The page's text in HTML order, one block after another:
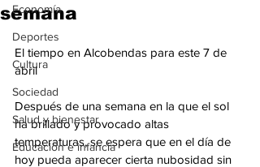
Economía
Deportes
Cultura
Sociedad
Salud y bienestar
Educación e infancia
semana
El tiempo en Alcobendas para este 7 de
abril
Después de una semana en la que el sol
ha brillado y provocado altas
temperaturas, se espera que en el día de
hoy pueda aparecer cierta nubosidad sin